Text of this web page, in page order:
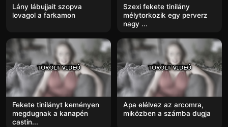
Lány lábujjait szopva
lovagol a farkamon
Szexi fekete tinilány
mélytorkozik egy perverz
nagy ...
Fekete tinilányt keményen
megdugnak a kanapén
castin...
Apa elélvez az arcomra,
miközben a számba dugja